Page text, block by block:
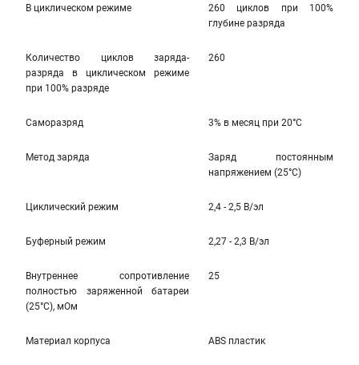
В циклическом режиме
260 циклов при 100%
глубине разряда
Количество циклов заряда-
разряда в циклическом режиме
при 100% разряде
260
Саморазряд 3% в месяц при 20°C
Метод заряда
Заряд постоянным
напряжением (25°С)
Циклический режим 2,4 - 2,5 В/эл
Буферный режим 2,27 - 2,3 В/эл
Внутреннее сопротивление
полностью заряженной батареи
(25°С), мОм
25
Материал корпуса ABS пластик